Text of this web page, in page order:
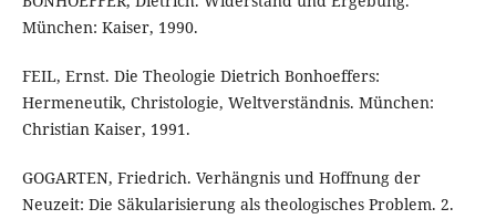
München: Kaiser, 1990.
FEIL, Ernst. Die Theologie Dietrich Bonhoeffers:
Hermeneutik, Christologie, Weltverständnis. München:
Christian Kaiser, 1991.
GOGARTEN, Friedrich. Verhängnis und Hoffnung der
Neuzeit: Die Säkularisierung als theologisches Problem. 2.